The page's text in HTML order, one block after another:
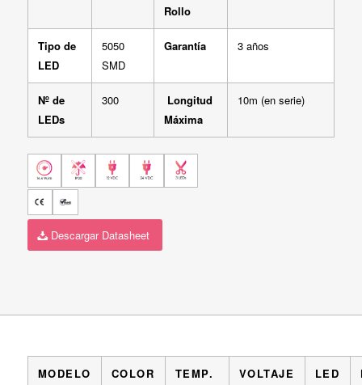
Rollo
Tipo de
LED
5050
SMD
Garantía 3 años
Nº de
LEDs
300
Longitud
Máxima
10m (en serie)
Descargar Datasheet
MODELO COLOR
TEMP.
VOLTAJE LED